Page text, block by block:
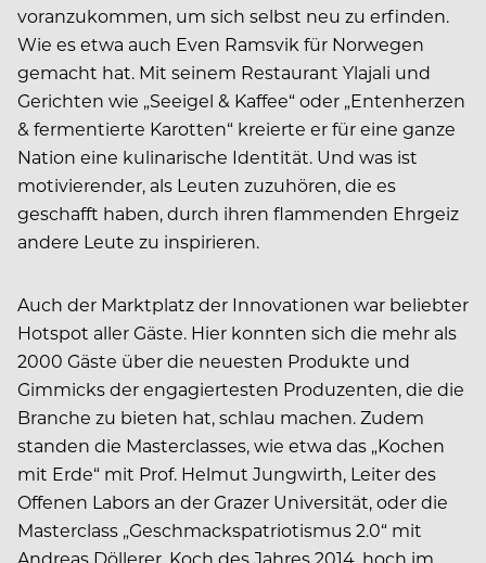
voranzukommen, um sich selbst neu zu erfinden.
Wie es etwa auch Even Ramsvik für Norwegen
gemacht hat. Mit seinem Restaurant Ylajali und
Gerichten wie „Seeigel & Kaffee“ oder „Entenherzen
& fermentierte Karotten“ kreierte er für eine ganze
Nation eine kulinarische Identität. Und was ist
motivierender, als Leuten zuzuhören, die es
geschafft haben, durch ihren flammenden Ehrgeiz
andere Leute zu inspirieren.
Auch der Marktplatz der Innovationen war beliebter
Hotspot aller Gäste. Hier konnten sich die mehr als
2000 Gäste über die neuesten Produkte und
Gimmicks der engagiertesten Produzenten, die die
Branche zu bieten hat, schlau machen. Zudem
standen die Masterclasses, wie etwa das „Kochen
mit Erde“ mit Prof. Helmut Jungwirth, Leiter des
Offenen Labors an der Grazer Universität, oder die
Masterclass „Geschmackspatriotismus 2.0“ mit
Andreas Döllerer, Koch des Jahres 2014, hoch im